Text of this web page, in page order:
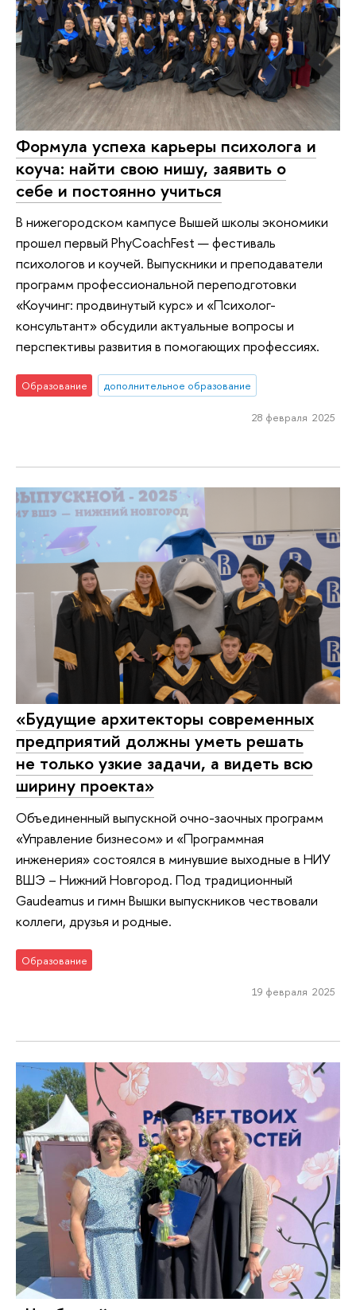
Формула успеха карьеры психолога и
коуча: найти свою нишу, заявить о
себе и постоянно учиться
В нижегородском кампусе Вышей школы экономики
прошел первый PhyCoachFest — фестиваль
психологов и коучей. Выпускники и преподаватели
программ профессиональной переподготовки
«Коучинг: продвинутый курс» и «Психолог-
консультант» обсудили актуальные вопросы и
перспективы развития в помогающих профессиях.
Образование дополнительное образование
28 февраля 2025
«Будущие архитекторы современных
предприятий должны уметь решать
не только узкие задачи, а видеть всю
ширину проекта»
Объединенный выпускной очно-заочных программ
«Управление бизнесом» и «Программная
инженерия» состоялся в минувшие выходные в НИУ
ВШЭ – Нижний Новгород. Под традиционный
Gaudeamus и гимн Вышки выпускников чествовали
коллеги, друзья и родные.
Образование
19 февраля 2025